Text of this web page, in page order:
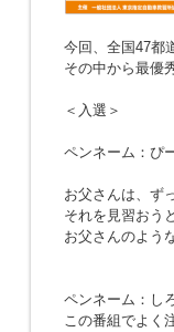
今回、全国47都
その中から最優
＜入選＞
ペンネーム：ぴ
お父さんは、ず
それを見習おう
お父さんのよう
ペンネーム：し
この番組でよく